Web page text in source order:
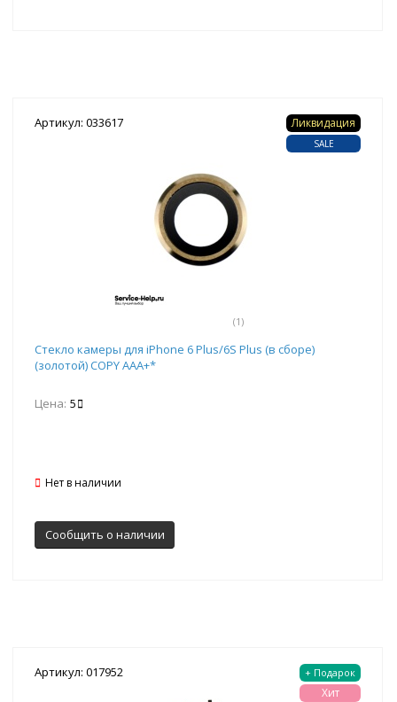
Артикул: 033617
(1)
Ликвидация
SALE
Стекло камеры для iPhone 6 Plus/6S Plus (в сборе)
(золотой) COPY AAA+*
Цена: 5
Нет в наличии
Сообщить о наличии
Артикул: 017952 + Подарок
Хит